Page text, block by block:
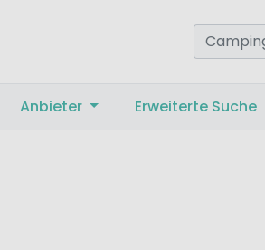
Anbieter Erweiterte Suche